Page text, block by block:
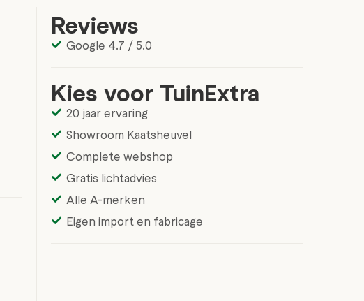
Reviews
Google 4.7 / 5.0
Kies voor TuinExtra
20 jaar ervaring
Showroom Kaatsheuvel
Complete webshop
Gratis lichtadvies
Alle A-merken
Eigen import en fabricage